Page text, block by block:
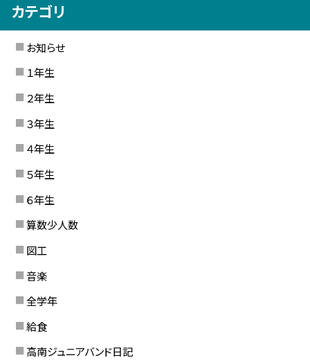
カテゴリ
お知らせ
１年生
２年生
３年生
４年生
５年生
６年生
算数少人数
図工
音楽
全学年
給食
高南ジュニアバンド日記